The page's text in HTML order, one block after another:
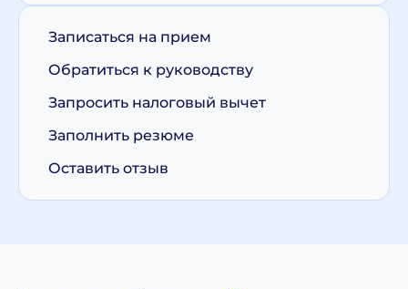
Записаться на прием
Обратиться к руководству
Запросить налоговый вычет
Заполнить резюме
Оставить отзыв